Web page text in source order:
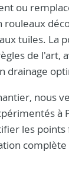
ou
tuiles. La
de l'art,
drainage
nous
à
les points